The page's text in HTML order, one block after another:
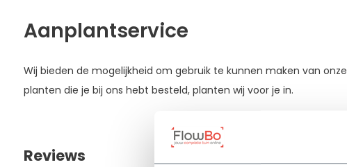
Aanplantservice
Wij bieden de mogelijkheid om gebruik te kunnen maken van onze
planten die je bij ons hebt besteld, planten wij voor je in.
Reviews